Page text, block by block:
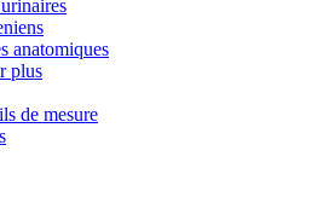
anatomiques
plus
de mesure